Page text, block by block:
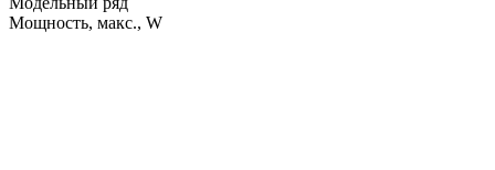
Мощность, макс., W